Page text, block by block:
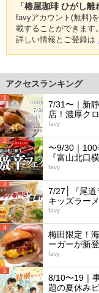
「椿屋珈琲 ひがし
favyアカウント(無料)
載することができます。
詳しい情報とご登録は
アクセスランキング
1
7/31〜｜新
店！濃厚ク
favy
2
〜9/30｜100
『富山北口
favy
3
7/27│『尾道
キッズラー
favy
4
梅田限定！
ーガーが新
favy
5
8/10〜19｜
題の夏休み